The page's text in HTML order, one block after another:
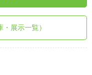
展示一覧）